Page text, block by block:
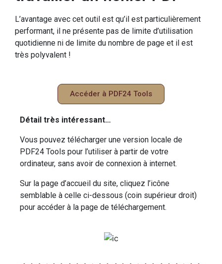
L’avantage avec cet outil est qu’il est particulièrement
performant, il ne présente pas de limite d’utilisation
quotidienne ni de limite du nombre de page et il est
très polyvalent !
Accéder à PDF24 Tools
Détail très intéressant…
Vous pouvez télécharger une version locale de
PDF24 Tools pour l’utiliser à partir de votre
ordinateur, sans avoir de connexion à internet.
Sur la page d’accueil du site, cliquez l’icône
semblable à celle ci-dessous (coin supérieur droit)
pour accéder à la page de téléchargement.